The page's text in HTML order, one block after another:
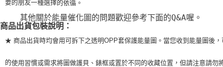
要的朋友一種選擇的依循。
    其他關於能量催化圖的問題歡迎參考下面的Q&A喔。
商品出貨包裝說明：
★ 商品出貨時均會用可拆下之透明OPP套保護能量圖。當您收到能量圖後，
的使用習慣或需求將圖做護貝、錶框或置於不同的收藏位置，但請注意請勿